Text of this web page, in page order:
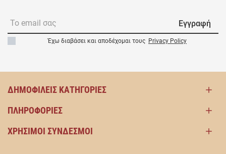
Εγγραφή
Έχω διαβάσει και αποδέχομαι τους Privacy Policy
ΔΗΜΟΦΙΛΕΊΣ ΚΑΤΗΓΟΡΊΕΣ
ΠΛΗΡΟΦΟΡΊΕΣ
ΧΡΉΣΙΜΟΙ ΣΎΝΔΕΣΜΟΙ